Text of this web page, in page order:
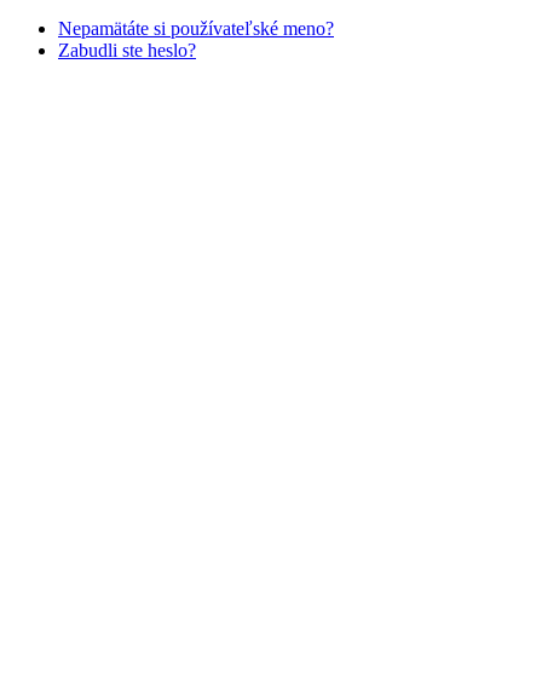
Nepamätáte si používateľské meno?
Zabudli ste heslo?